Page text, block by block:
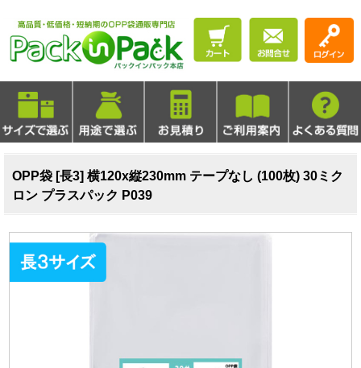
OPP袋 [長3] 横120x縦230mm テープなし (100枚) 30ミク
ロン プラスパック P039